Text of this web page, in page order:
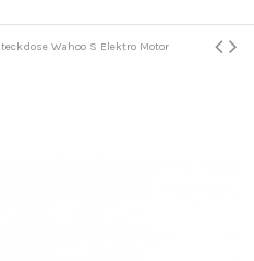
Wahoo S Elektro Motor